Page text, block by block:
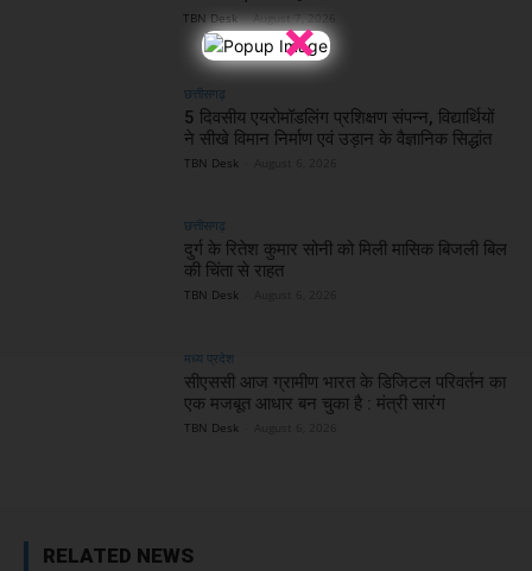
×
TBN Desk - August 7, 2026
छत्तीसगढ़
5 दिवसीय एयरोमॉडलिंग प्रशिक्षण संपन्न, विद्यार्थियों
ने सीखे विमान निर्माण एवं उड़ान के वैज्ञानिक सिद्धांत
TBN Desk
छत्तीसगढ़
दुर्ग के रितेश कुमार सोनी को मिली मासिक बिजली बिल
की चिंता से राहत
TBN Desk
मध्य प्रदेश
सीएससी आज ग्रामीण भारत के डिजिटल परिवर्तन का
एक मजबूत आधार बन चुका है : मंत्री सारंग
TBN Desk
RELATED NEWS